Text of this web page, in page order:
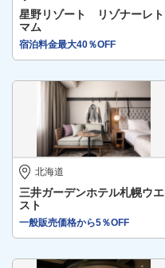
星野リゾート リゾナーレト
マム
宿泊料金最大40％OFF
北海道
三井ガーデンホテル札幌ウエ
スト
一般販売価格から5％OFF